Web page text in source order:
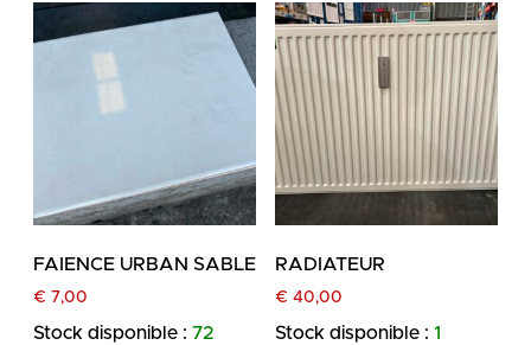
FAIENCE URBAN SABLE
€ 7,00
Stock disponible : 72
RADIATEUR
€ 40,00
Stock disponible : 1